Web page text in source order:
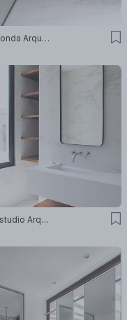
Ronda Arquitectura
Estudio Arq. María Sioli